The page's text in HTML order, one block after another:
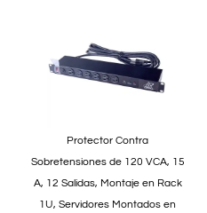
Protector Contra
Sobretensiones de 120 VCA, 15
A, 12 Salidas, Montaje en Rack
1U, Servidores Montados en